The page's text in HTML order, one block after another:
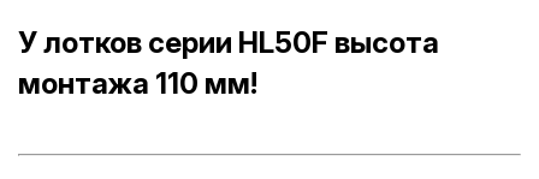
У лотков серии HL50F высота
монтажа 110 мм!